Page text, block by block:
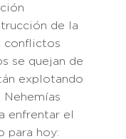
de la
conflictos
se quejan de
explotando
enfrentar el
para hoy: